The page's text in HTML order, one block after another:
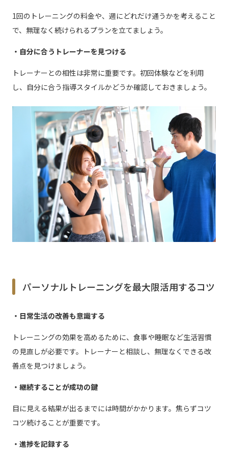
1回のトレーニングの料金や、週にどれだけ通うかを考えること
で、無理なく続けられるプランを立てましょう。
・自分に合うトレーナーを見つける
トレーナーとの相性は非常に重要です。初回体験などを利用
し、自分に合う指導スタイルかどうか確認しておきましょう。
パーソナルトレーニングを最大限活用するコツ
・日常生活の改善も意識する
トレーニングの効果を高めるために、食事や睡眠など生活習慣
の見直しが必要です。トレーナーと相談し、無理なくできる改
善点を見つけましょう。
・継続することが成功の鍵
目に見える結果が出るまでには時間がかかります。焦らずコツ
コツ続けることが重要です。
・進捗を記録する